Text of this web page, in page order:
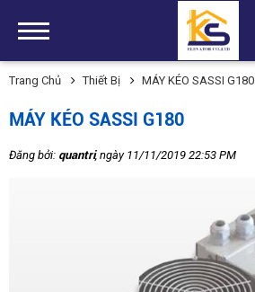
Trang Chủ Thiết Bị MÁY KÉO SASSI G180
MÁY KÉO SASSI G180
Đăng bởi: quantri, ngày 11/11/2019 22:53 PM